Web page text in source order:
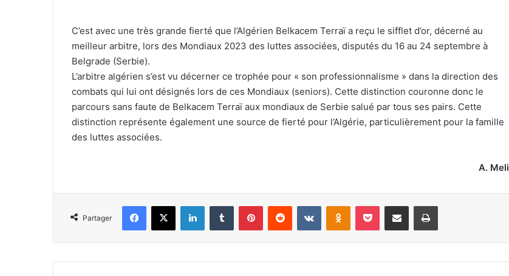
C’est avec une très grande fierté que l’Algérien Belkacem Terraï a reçu le sifflet d’or, décerné au
meilleur arbitre, lors des Mondiaux 2023 des luttes associées, disputés du 16 au 24 septembre à
Belgrade (Serbie).
L’arbitre algérien s’est vu décerner ce trophée pour « son professionnalisme » dans la direction des
combats qui lui ont désignés lors de ces Mondiaux (seniors). Cette distinction couronne donc le
parcours sans faute de Belkacem Terraï aux mondiaux de Serbie salué par tous ses pairs. Cette
distinction représente également une source de fierté pour l’Algérie, particulièrement pour la famille
des luttes associées.
A. Meli
Partager
Facebook
X LinkedinTumblr PinterestReddit VKontakteOdnoklassniki
Pocket Partager par email Imprimer